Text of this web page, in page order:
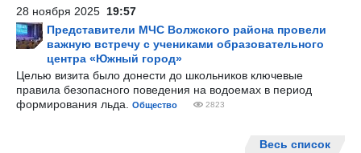
28 ноября 2025 19:57
Представители МЧС Волжского района провели
важную встречу с учениками образовательного
центра «Южный город»
Целью визита было донести до школьников ключевые
правила безопасного поведения на водоемах в период
формирования льда.
Общество 2823
Весь список